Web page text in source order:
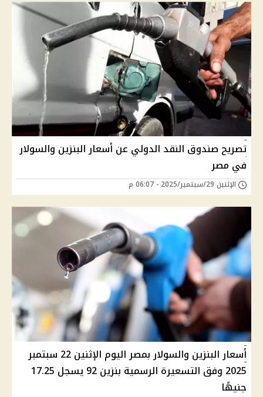
تصريح صندوق النقد الدولي عن أسعار البنزين والسولار
في مصر
الإثنين 29/سبتمبر/2025 - 06:07 م
أسعار البنزين والسولار بمصر اليوم الإثنين 22 سبتمبر
2025 وفق التسعيرة الرسمية بنزين 92 يسجل 17.25
جنيهًا